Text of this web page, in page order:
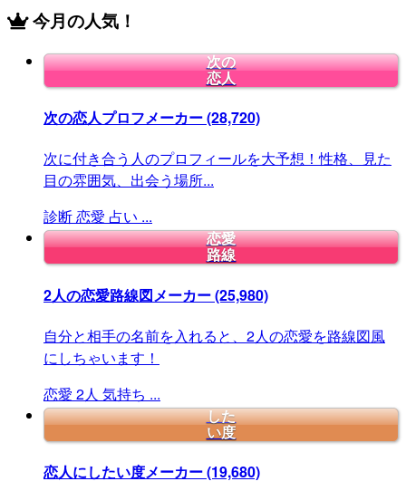
今月の人気！
次の
恋人
次の恋人プロフメーカー(28,720)
次に付き合う人のプロフィールを大予想！性格、見た
目の雰囲気、出会う場所...
診断恋愛 占い ...
恋愛
路線
2人の恋愛路線図メーカー(25,980)
自分と相手の名前を入れると、2人の恋愛を路線図風
にしちゃいます！
恋愛 2人 気持ち ...
した
い度
恋人にしたい度メーカー(19,680)